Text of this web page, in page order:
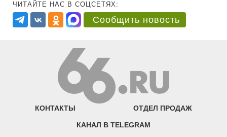
ЧИТАЙТЕ НАС В СОЦСЕТЯХ:
Сообщить новость
КОНТАКТЫ ОТДЕЛ ПРОДАЖ
КАНАЛ В TELEGRAM